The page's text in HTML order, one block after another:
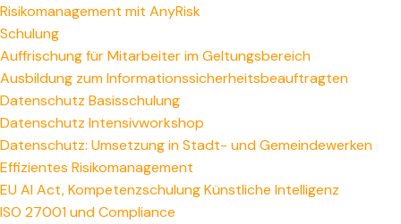
Risikomanagement mit AnyRisk
Schulung
Auffrischung für Mitarbeiter im Geltungsbereich
Ausbildung zum Informations­sicherheitsbeauftragten
Datenschutz Basisschulung
Datenschutz Intensivworkshop
Datenschutz: Umsetzung in Stadt- und Gemeindewerken
Effizientes Risikomanagement
EU AI Act, Kompetenzschulung Künstliche Intelligenz
ISO 27001 und Compliance